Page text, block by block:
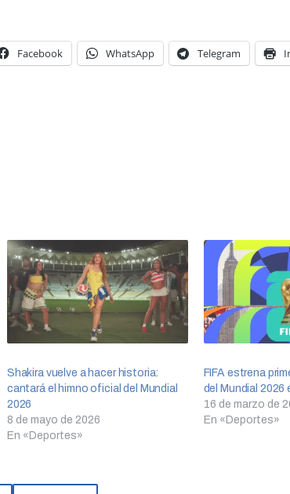
Facebook WhatsApp Telegram
Shakira vuelve a hacer historia:
cantará el himno oficial del Mundial
2026
8 de mayo de 2026
En «Deportes»
FIFA estrena
del Mundial 2026
16 de marzo de
En «Deportes»